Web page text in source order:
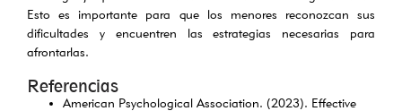
Esto es importante para que los menores reconozcan sus
dificultades y encuentren las estrategias necesarias para
afrontarlas.
Referencias
American Psychological Association. (2023). Effective